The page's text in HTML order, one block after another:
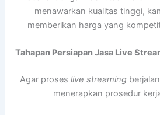
menawarkan kualitas tinggi,
memberikan harga yang
Tahapan Persiapan Jasa Live
Agar proses live streaming
menerapkan prosedur